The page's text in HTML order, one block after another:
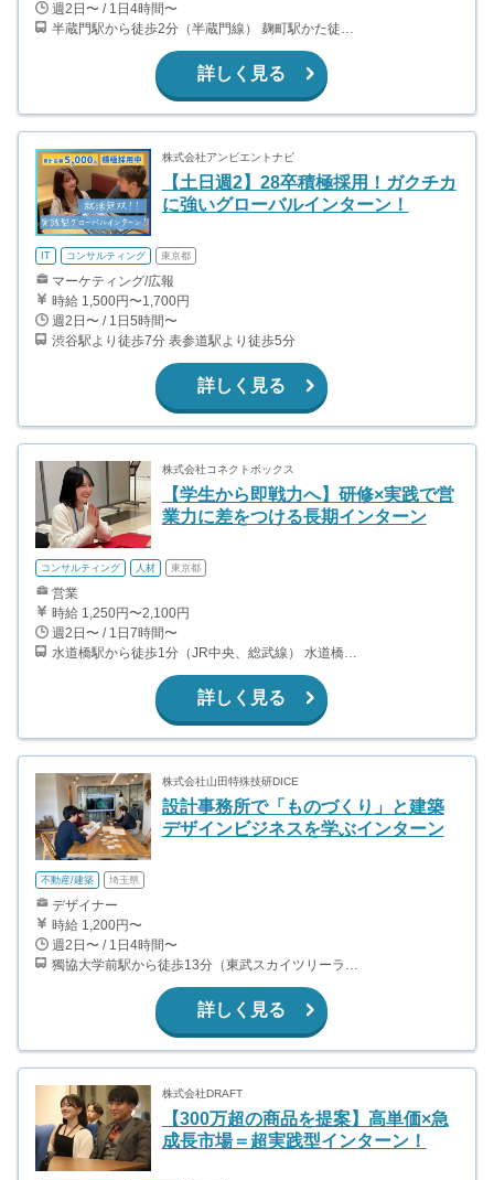
週2日〜 / 1日4時間〜
半蔵門駅から徒歩2分（半蔵門線） 麹町駅かた徒歩10分（有楽町線）
詳しく見る
株式会社アンビエントナビ
【土日週2】28卒積極採用！ガクチカ
に強いグローバルインターン！
IT コンサルティング 東京都
マーケティング/広報
時給 1,500円〜1,700円
週2日〜 / 1日5時間〜
渋谷駅より徒歩7分 表参道駅より徒歩5分
詳しく見る
株式会社コネクトボックス
【学生から即戦力へ】研修×実践で営
業力に差をつける長期インターン
コンサルティング 人材 東京都
営業
時給 1,250円〜2,100円
週2日〜 / 1日7時間〜
水道橋駅から徒歩1分（JR中央、総武線） 水道橋駅から徒歩6分（都営三田線）
詳しく見る
株式会社山田特殊技研DICE
設計事務所で「ものづくり」と建築
デザインビジネスを学ぶインターン
不動産/建築 埼玉県
デザイナー
時給 1,200円〜
週2日〜 / 1日4時間〜
詳しく見る
株式会社DRAFT
【300万超の商品を提案】高単価×急
成長市場＝超実践型インターン！